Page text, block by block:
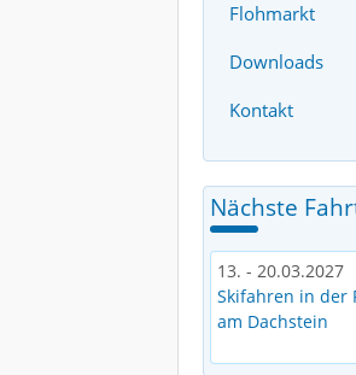
Flohmarkt
Downloads
Kontakt
Nächste
13. - 20.03.2027
Skifahren in der
am Dachstein